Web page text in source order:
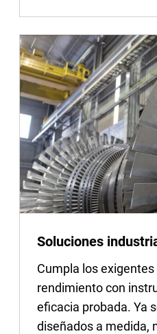
Soluciones
Cumpla los
rendimiento con
eficacia probada. Ya
diseñados a medida,